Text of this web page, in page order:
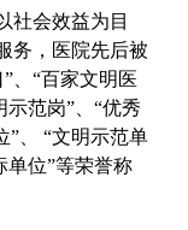
社会效益为目
务，医院先后被
、“百家文明医
示范岗”、“优秀
、
“文明示范单
单位”等荣誉称